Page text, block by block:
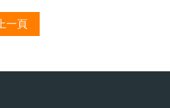
上一頁